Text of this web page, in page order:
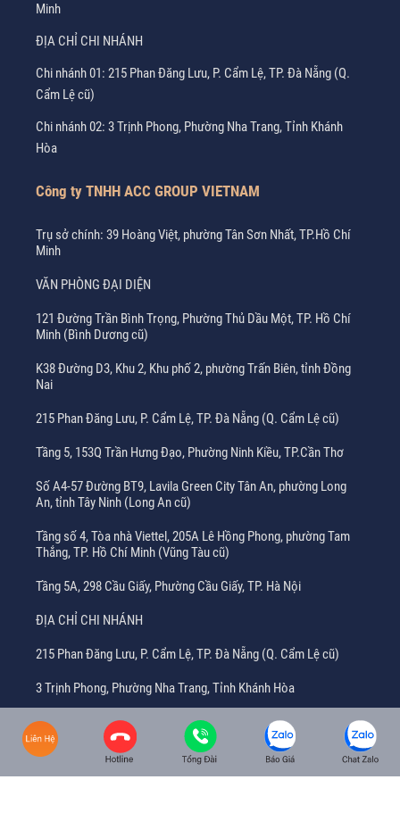
Minh
ĐỊA CHỈ CHI NHÁNH
Chi nhánh 01: 215 Phan Đăng Lưu, P. Cẩm Lệ, TP. Đà Nẵng (Q.
Cẩm Lệ cũ)
Chi nhánh 02: 3 Trịnh Phong, Phường Nha Trang, Tỉnh Khánh
Hòa
Công ty TNHH ACC GROUP VIETNAM
Trụ sở chính: 39 Hoàng Việt, phường Tân Sơn Nhất, TP.Hồ Chí
Minh
VĂN PHÒNG ĐẠI DIỆN
121 Đường Trần Bình Trọng, Phường Thủ Dầu Một, TP. Hồ Chí
Minh (Bình Dương cũ)
K38 Đường D3, Khu 2, Khu phố 2, phường Trấn Biên, tỉnh Đồng
Nai
215 Phan Đăng Lưu, P. Cẩm Lệ, TP. Đà Nẵng (Q. Cẩm Lệ cũ)
Tầng 5, 153Q Trần Hưng Đạo, Phường Ninh Kiều, TP.Cần Thơ
Số A4-57 Đường BT9, Lavila Green City Tân An, phường Long
An, tỉnh Tây Ninh (Long An cũ)
Tầng số 4, Tòa nhà Viettel, 205A Lê Hồng Phong, phường Tam
Thắng, TP. Hồ Chí Minh (Vũng Tàu cũ)
Tầng 5A, 298 Cầu Giấy, Phường Cầu Giấy, TP. Hà Nội
ĐỊA CHỈ CHI NHÁNH
215 Phan Đăng Lưu, P. Cẩm Lệ, TP. Đà Nẵng (Q. Cẩm Lệ cũ)
3 Trịnh Phong, Phường Nha Trang, Tỉnh Khánh Hòa